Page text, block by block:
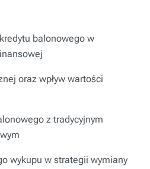
balonowego w
oraz wpływ wartości
z tradycyjnym
wykupu w strategii wymiany